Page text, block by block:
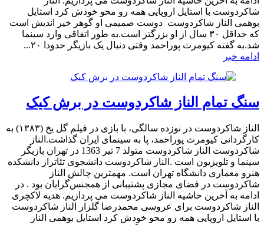
شاکردوست با استایل اروپایی همه رو محو خودش کرد استایل
بوهمی الناز شاکردوست دوست صمیمی او گوهر خیر اندیش است
که حداقل ۳۰ سال از او بزرگتر است.به طور اتفاقی وارد سینما
شد.به گفته کیومرث پوراحمد وقتی دنبال یک بازیگر حدودا ۲۰...
ادامه خبر
سنگ تمام الناز شاکردوست در برش کیک
الناز شاکردوست در نوزده سالگی، با بازی در فیلم گل یخ (۱۳۸۳) به
کارگردانی کیومرث پوراحمد، پا به سینمای ایران گذاشت.الناز
شاکردوست الناز شاکردوست متولد 7 تیر 1363 در تهران بازیگر
سینما و تلویزیون است .الناز شاکردوست دانشجوی تئاتراز دانشکده
هنرو معماری دانشگاه تهران است. مهمترین چالش الناز
شاکردوست در فضای مجازی پشتیبانی از همجنس‌گرایان بود . در
ادامه به آخرین حاشیه الناز شاکردوست می پردازیم. هدیه لاکچری
الناز شاکردوست برای عروسی محمدرضا گلزار الناز شاکردوست
با استایل اروپایی همه رو محو خودش کرد استایل بوهمی الناز